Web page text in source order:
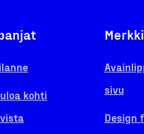
kohti
sivu
Design